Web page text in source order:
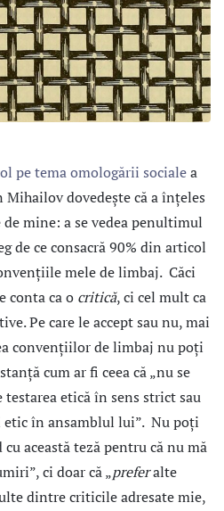
pe tema omologării socialea
dovedeşte că a înţeles
mine: a se vedea penultimul
de ce consacră 90% din articol
mele de limbaj. Căci
conta ca o critică, ci cel mult ca
Pe care le accept sau nu, mai
convenţiilor de limbaj nu poţi
cum ar fi ceea că „nu se
etică în sens strict sau
în ansamblul lui”. Nu poţi
această teză pentru că nu mă
ci doar că „preferalte
dintre criticile adresate mie,